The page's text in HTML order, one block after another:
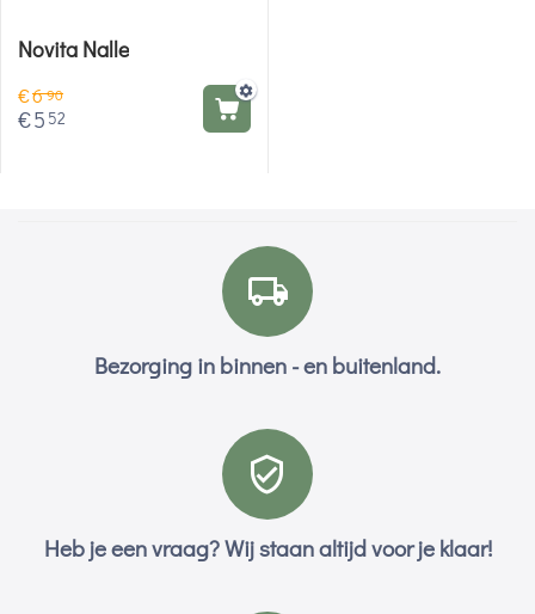
Novita Nalle
€690
€5 52
Bezorging in binnen - en buitenland.
Heb je een vraag? Wij staan altijd voor je klaar!